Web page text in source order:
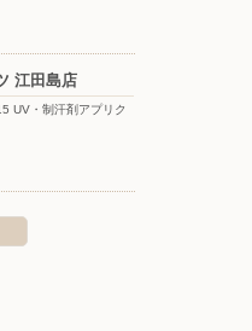
江田島店
UV・制汗剤アプリク